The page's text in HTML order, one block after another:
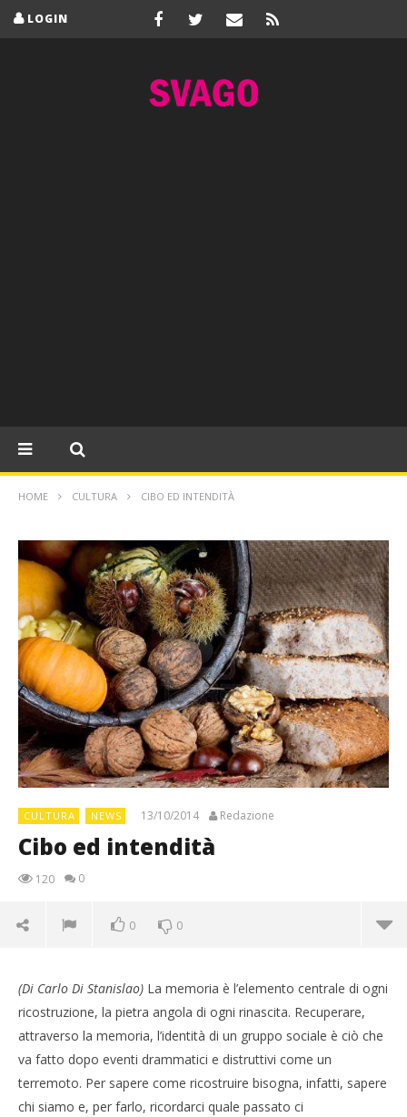
LOGIN
HOME CULTURA CIBO ED INTENDITÀ
CULTURA NEWS 13/10/2014 Redazione
Cibo ed intendità
120 0
0 0
(Di Carlo Di Stanislao) La memoria è l’elemento centrale di ogni
ricostruzione, la pietra angola di ogni rinascita. Recuperare,
attraverso la memoria, l’identità di un gruppo sociale è ciò che
va fatto dopo eventi drammatici e distruttivi come un
terremoto. Per sapere come ricostruire bisogna, infatti, sapere
chi siamo e, per farlo, ricordarci quale passato ci